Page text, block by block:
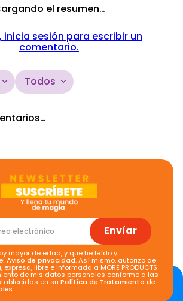
el resumen…
inicia sesión para escribir un
comentario.
Todos
Envíar
mayor de edad, y que he leído y
Aviso de privacidad. Así mismo, autorizo de
libre e informada a MORE PRODUCTS
de mis datos personales conforme a las
en suPolítica de Tratamiento de
.